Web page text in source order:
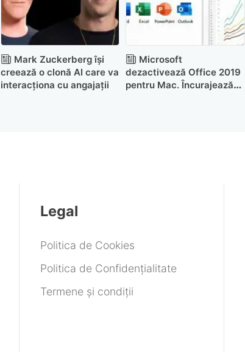
Mark Zuckerberg își
creează o clonă AI care va
interacționa cu angajații
Microsoft
dezactivează Office 2019
pentru Mac. Încurajează
Legal
Politica de Cookies
Politica de Confidențialitate
Termene și condiții